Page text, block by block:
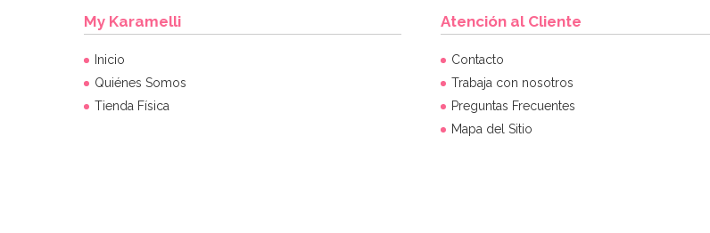
My Karamelli
Inicio
Quiénes Somos
Tienda Física
Atención al Cliente
Contacto
Trabaja con nosotros
Preguntas Frecuentes
Mapa del Sitio